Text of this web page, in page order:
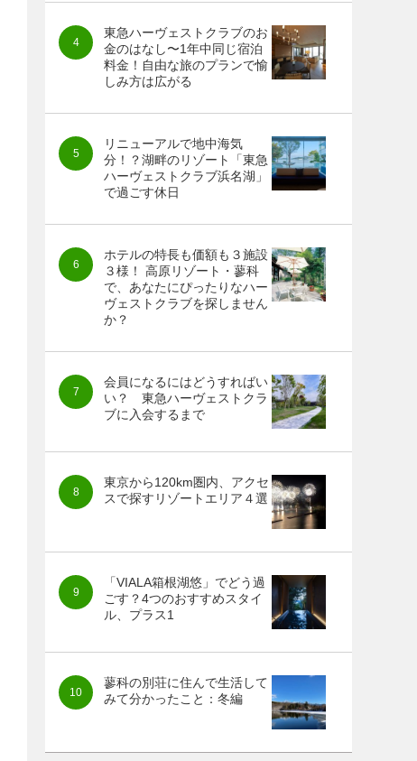
東急ハーヴェストクラブのお
金のはなし〜1年中同じ宿泊
料金！自由な旅のプランで愉
しみ方は広がる
リニューアルで地中海気
分！？湖畔のリゾート「東急
ハーヴェストクラブ浜名湖」
で過ごす休日
ホテルの特長も価額も３施設
３様！ 高原リゾート・蓼科
で、あなたにぴったりなハー
ヴェストクラブを探しません
か？
会員になるにはどうすればい
い？ 東急ハーヴェストクラ
ブに入会するまで
東京から120km圏内、アクセ
スで探すリゾートエリア４選
「VIALA箱根湖悠」でどう過
ごす？4つのおすすめスタイ
ル、プラス1
蓼科の別荘に住んで生活して
みて分かったこと：冬編